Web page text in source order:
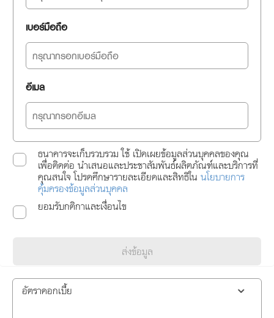
เบอร์มือถือ
อีเมล
ธนาคารจะเก็บรวบรวม ใช้ เปิดเผยข้อมูลส่วนบุคคลของคุณ
เพื่อติดต่อ นำเสนอและประชาสัมพันธ์ผลิตภัณฑ์และบริการที่
คุณสนใจ โปรดศึกษารายละเอียดและสิทธิใน นโยบายการ
คุ้มครองข้อมูลส่วนบุคคล
ยอมรับกติกาและเงื่อนไข
ส่งข้อมูล
อัตราดอกเบี้ย